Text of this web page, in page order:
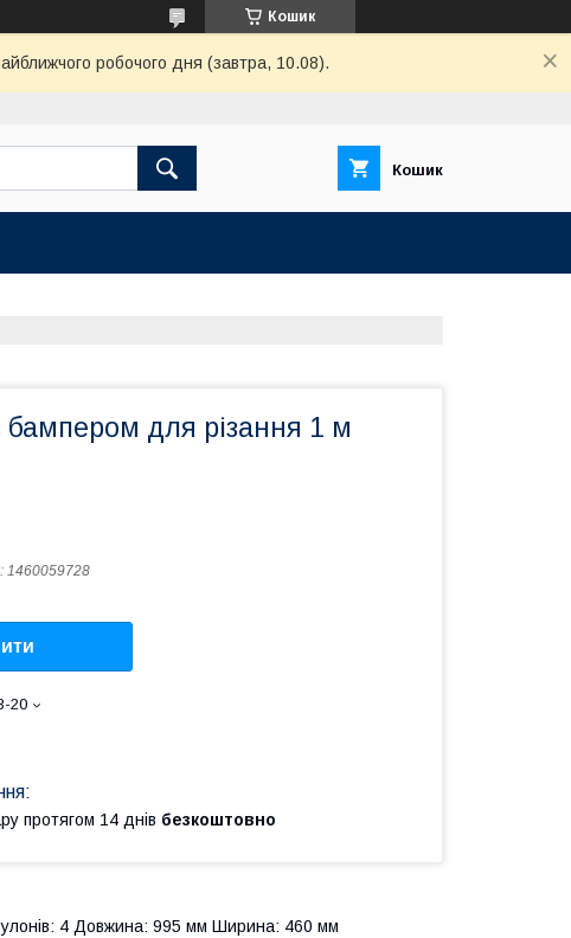
Кошик
робочого дня (завтра, 10.08).
Кошик
бампером для різання 1 м
1460059728
20
протягом 14 днів безкоштовно
рулонів: 4 Довжина: 995 мм Ширина: 460 мм